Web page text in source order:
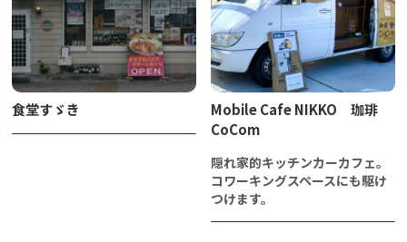
食堂すゞき
Mobile Cafe NIKKO 珈琲
CoCom
隠れ家的キッチンカーカフェ。
コワーキングスペースにも駆け
つけます。